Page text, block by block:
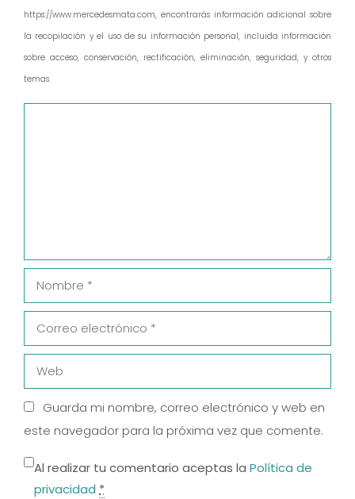
https://www.mercedesmata.com, encontrarás información adicional sobre
la recopilación y el uso de su información personal, incluida información
sobre acceso, conservación, rectificación, eliminación, seguridad, y otros
temas.
Nombre
Correo
electrónico
Web
Guarda mi nombre, correo electrónico y web en
este navegador para la próxima vez que comente.
Al realizar tu comentario aceptas la Política de
privacidad *